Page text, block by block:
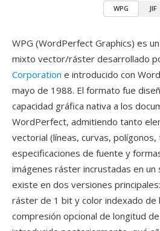
WPG JIF
WPG (WordPerfect Graphics) es
mixto vector/ráster desarrollado
Corporation e introducido con
mayo de 1988. El formato fue
capacidad gráfica nativa a los
WordPerfect, admitiendo tanto
vectorial (líneas, curvas,
especificaciones de fuente y
imágenes ráster incrustadas en un
existe en dos versiones
ráster de 1 bit y color indexado de
compresión opcional de longitud